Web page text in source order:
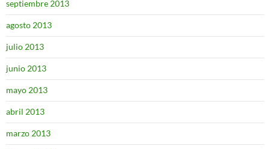
septiembre 2013
agosto 2013
julio 2013
junio 2013
mayo 2013
abril 2013
marzo 2013